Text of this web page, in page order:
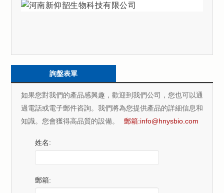
詢盤表單
如果您對我們的產品感興趣，歡迎到我們公司，您也可以通
過電話或電子郵件咨詢。我們將為您提供產品的詳細信息和
知識。您會獲得高品質的設備。
郵箱:info@hnysbio.com
姓名:
郵箱: